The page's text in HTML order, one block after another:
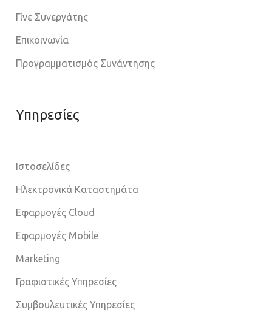
Γίνε Συνεργάτης
Επικοινωνία
Προγραμματισμός Συνάντησης
Υπηρεσίες
Ιστοσελίδες
Ηλεκτρονικά Καταστημάτα
Εφαρμογές Cloud
Εφαρμογές Mobile
Marketing
Γραφιστικές Υπηρεσίες
Συμβουλευτικές Υπηρεσίες